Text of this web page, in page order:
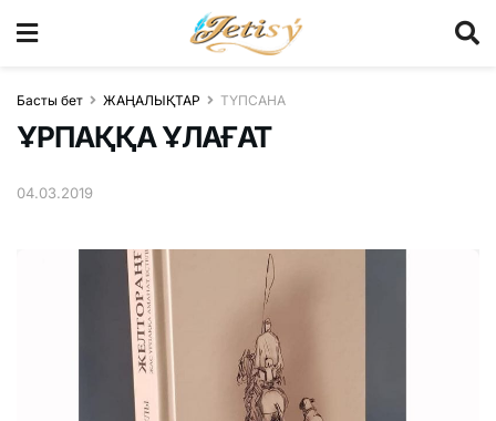
Басты бет ЖАҢАЛЫҚТАР ТҮПСАНА
ҰРПАҚҚА ҰЛАҒАТ
04.03.2019